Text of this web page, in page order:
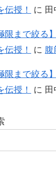
伝授！
に 田
限まで絞る
伝授！
に 腹
限まで絞る
伝授！
に 田